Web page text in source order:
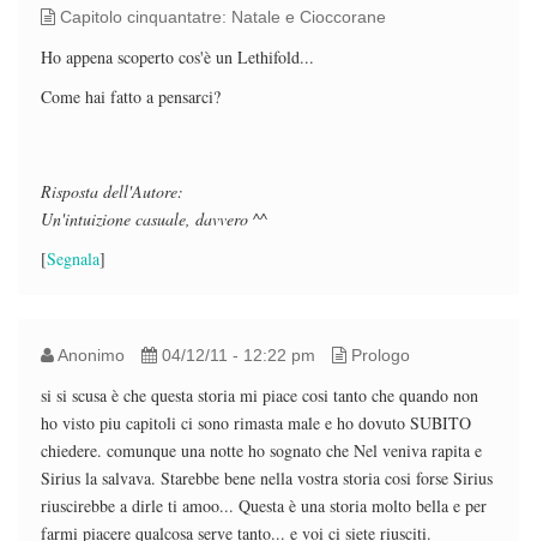
Capitolo cinquantatre: Natale e Cioccorane
Ho appena scoperto cos'è un Lethifold...
Come hai fatto a pensarci?
Risposta dell'Autore:
Un'intuizione casuale, davvero ^^
[Segnala]
Anonimo 04/12/11 - 12:22 pm Prologo
si si scusa è che questa storia mi piace cosi tanto che quando non
ho visto piu capitoli ci sono rimasta male e ho dovuto SUBITO
chiedere. comunque una notte ho sognato che Nel veniva rapita e
Sirius la salvava. Starebbe bene nella vostra storia cosi forse Sirius
riuscirebbe a dirle ti amoo... Questa è una storia molto bella e per
farmi piacere qualcosa serve tanto... e voi ci siete riusciti.